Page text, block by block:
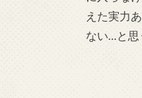
えた実力
ない…と思